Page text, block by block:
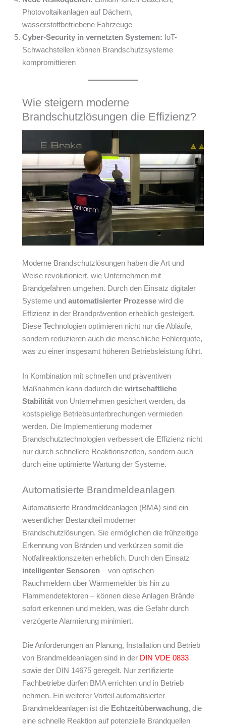
Photovoltaikanlagen auf Dächern,
wasserstoffbetriebene Fahrzeuge
Cyber-Security in vernetzten Systemen: IoT-
Schwachstellen können Brandschutzsysteme
kompromittieren
Wie steigern moderne
Brandschutzlösungen die Effizienz?
Moderne Brandschutzlösungen haben die Art und
Weise revolutioniert, wie Unternehmen mit
Brandgefahren umgehen. Durch den Einsatz digitaler
Systeme und automatisierter Prozesse wird die
Effizienz in der Brandprävention erheblich gesteigert.
Diese Technologien optimieren nicht nur die Abläufe,
sondern reduzieren auch die menschliche Fehlerquote,
was zu einer insgesamt höheren Betriebsleistung führt.
In Kombination mit schnellen und präventiven
Maßnahmen kann dadurch die wirtschaftliche
Stabilität von Unternehmen gesichert werden, da
kostspielige Betriebsunterbrechungen vermieden
werden. Die Implementierung moderner
Brandschutztechnologien verbessert die Effizienz nicht
nur durch schnellere Reaktionszeiten, sondern auch
durch eine optimierte Wartung der Systeme.
Automatisierte Brandmeldeanlagen
Automatisierte Brandmeldeanlagen (BMA) sind ein
wesentlicher Bestandteil moderner
Brandschutzlösungen. Sie ermöglichen die frühzeitige
Erkennung von Bränden und verkürzen somit die
Notfallreaktionszeiten erheblich. Durch den Einsatz
intelligenter Sensoren – von optischen
Rauchmeldern über Wärmemelder bis hin zu
Flammendetektoren – können diese Anlagen Brände
sofort erkennen und melden, was die Gefahr durch
verzögerte Alarmierung minimiert.
Die Anforderungen an Planung, Installation und Betrieb
von Brandmeldeanlagen sind in der DIN VDE 0833
sowie der DIN 14675 geregelt. Nur zertifizierte
Fachbetriebe dürfen BMA errichten und in Betrieb
nehmen. Ein weiterer Vorteil automatisierter
Brandmeldeanlagen ist die Echtzeitüberwachung, die
eine schnelle Reaktion auf potenzielle Brandquellen